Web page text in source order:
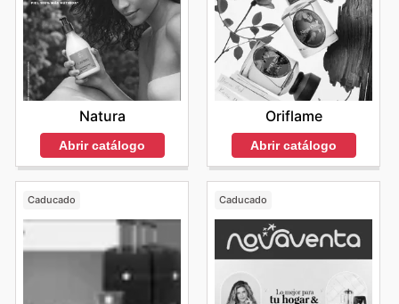
Natura
Abrir catálogo
Oriflame
Abrir catálogo
Caducado Caducado